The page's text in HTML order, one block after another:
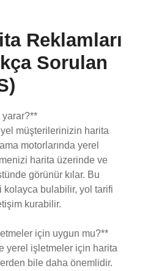
Reklamları
Sorulan
yarar?**
müşterilerinizin harita
motorlarında yerel
harita üzerinde ve
görünür kılar. Bu
bulabilir, yol tarifi
kurabilir.
için uygun mu?**
yerel işletmeler için harita
bile daha önemlidir.